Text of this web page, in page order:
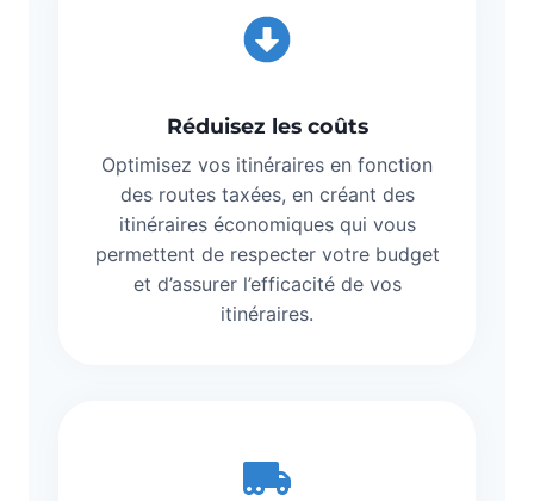
Réduisez les coûts
Optimisez vos itinéraires en fonction
des routes taxées, en créant des
itinéraires économiques qui vous
permettent de respecter votre budget
et d’assurer l’efficacité de vos
itinéraires.